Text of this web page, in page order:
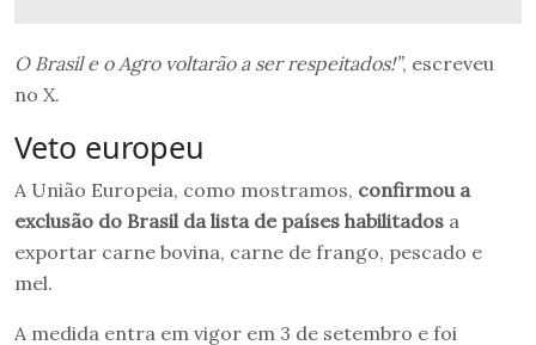
O Brasil e o Agro voltarão a ser respeitados!”, escreveu
no X.
Veto europeu
A União Europeia, como mostramos, confirmou a
exclusão do Brasil da lista de países habilitados a
exportar carne bovina, carne de frango, pescado e
mel.
A medida entra em vigor em 3 de setembro e foi